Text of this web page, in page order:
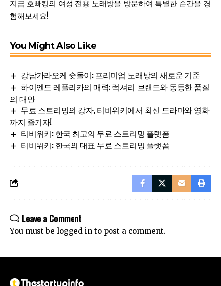
지금 호빠킹의 여성 전용 노래방을 방문하여 특별한 순간을 경
험해보세요!
You Might Also Like
강남가라오케 슛돌이: 프리미엄 노래방의 새로운 기준
하이엔드 레플리카의 매력: 럭셔리 브랜드와 동등한 품질
의 대안
무료 스트리밍의 강자, 티비위키에서 최신 드라마와 영화
까지 즐기자!
티비위키: 한국 최고의 무료 스트리밍 플랫폼
티비위키: 한국의 대표 무료 스트리밍 플랫폼
Leave a Comment
You must be logged in to post a comment.